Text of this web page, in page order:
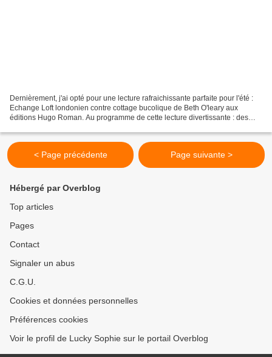
Dernièrement, j'ai opté pour une lecture rafraichissante parfaite pour l'été :
Echange Loft londonien contre cottage bucolique de Beth O'leary aux
éditions Hugo Roman. Au programme de cette lecture divertissante : des
< Page précédente Page suivante >
Hébergé par Overblog
Top articles
Pages
Contact
Signaler un abus
C.G.U.
Cookies et données personnelles
Préférences cookies
Voir le profil de Lucky Sophie sur le portail Overblog